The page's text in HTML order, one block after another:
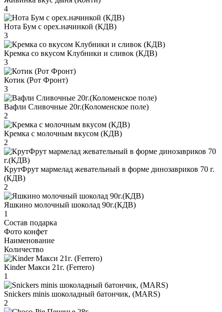
4
Нота Бум с орех.начинкой (КДВ)
3
Кремка со вкусом Клубники и сливок (КДВ)
3
Котик (Рот Фронт)
3
Вафли Сливочные 20г.(Коломенское поле)
2
Кремка с молочным вкусом (КДВ)
2
КрутФрут мармелад жевательный в форме динозавриков 70 г.
(КДВ)
2
Яшкино молочный шоколад 90г.(КДВ)
1
Состав подарка
Фото конфет
Наименование
Количество
Kinder Макси 21г. (Ferrero)
1
Snickers minis шоколадный батончик, (MARS)
2